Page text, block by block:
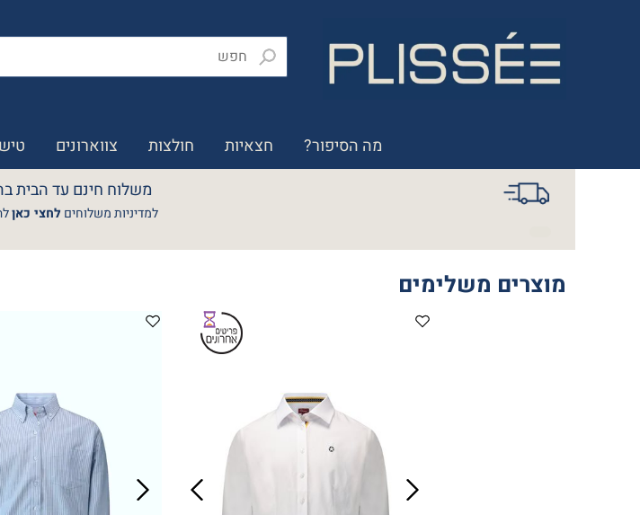
מה הסיפור? חצאיות חולצות צווארונים
משלוח חינם עד הבית
למדיניות משלוחיםלחצי כאן
מוצרים משלימים